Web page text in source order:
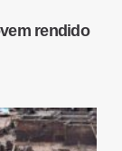
rendido